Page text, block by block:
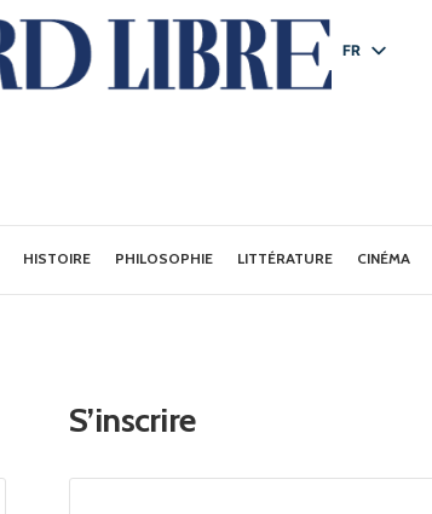
FR
HISTOIRE PHILOSOPHIE LITTÉRATURE CINÉMA
S’inscrire